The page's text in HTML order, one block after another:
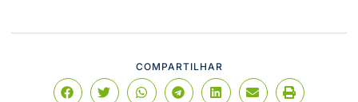
COMPARTILHAR